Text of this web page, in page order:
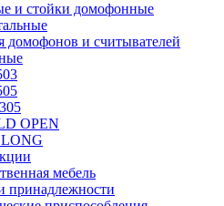
и стойки домофонные
домофонов и считывателей
OPEN
мебель
принадлежности